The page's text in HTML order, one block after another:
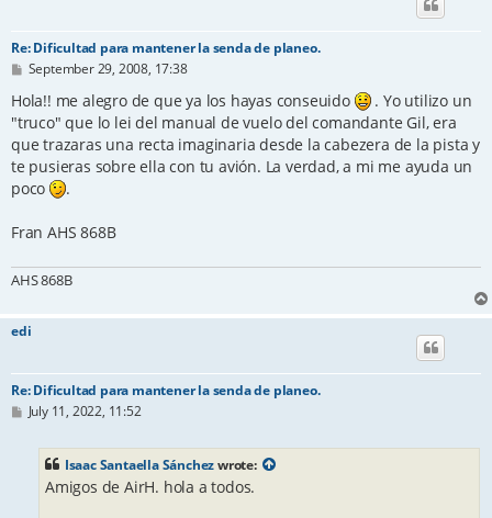
Re: Dificultad para mantener la senda de planeo.
P
s
September 29, 2008, 17:38
Hola!! me alegro de que ya los hayas conseuido
. Yo utilizo un
"truco" que lo lei del manual de vuelo del comandante Gil, era
que trazaras una recta imaginaria desde la cabezera de la pista y
te pusieras sobre ella con tu avión. La verdad, a mi me ayuda un
poco
.
Fran AHS 868B
AHS 868B
edi
Re: Dificultad para mantener la senda de planeo.
PJuly 11, 2022, 11:52
Isaac Santaella Sánchezwrote:
Amigos de AirH. hola a todos.